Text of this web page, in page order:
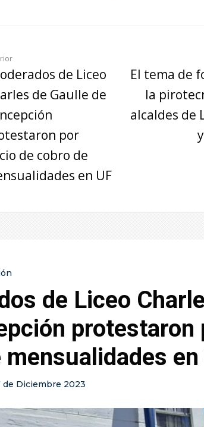
de Liceo
de Gaulle de
por
de cobro de
en UF
El tema de
la
alcaldes de
de Liceo
protestaron
en
de Diciembre 2023